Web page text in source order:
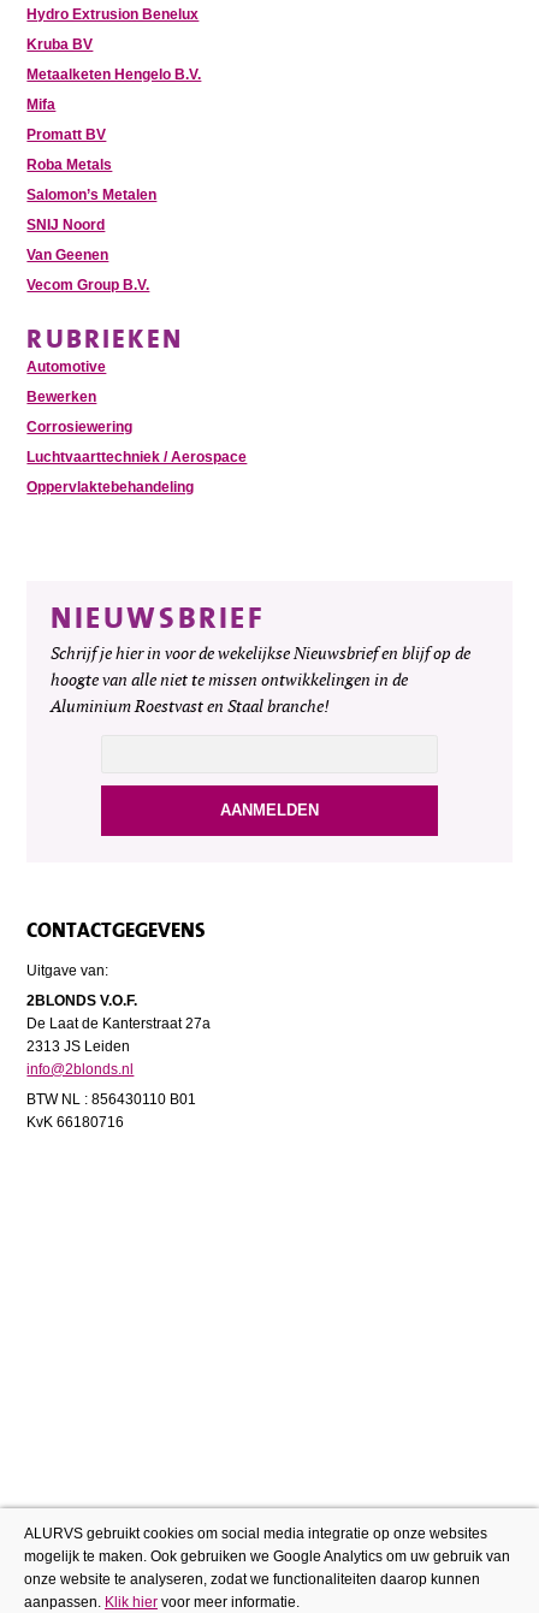
Hydro Extrusion Benelux
Kruba BV
Metaalketen Hengelo B.V.
Mifa
Promatt BV
Roba Metals
Salomon’s Metalen
SNIJ Noord
Van Geenen
Vecom Group B.V.
RUBRIEKEN
Automotive
Bewerken
Corrosiewering
Luchtvaarttechniek / Aerospace
Oppervlaktebehandeling
NIEUWSBRIEF
Schrijf je hier in voor de wekelijkse Nieuwsbrief en blijf op de
hoogte van alle niet te missen ontwikkelingen in de
Aluminium Roestvast en Staal branche!
CONTACTGEGEVENS
Uitgave van:
2BLONDS V.O.F.
De Laat de Kanterstraat 27a
2313 JS Leiden
info@2blonds.nl
BTW NL : 856430110 B01
KvK 66180716
ALURVS gebruikt cookies om social media integratie op onze websites
mogelijk te maken. Ook gebruiken we Google Analytics om uw gebruik van
onze website te analyseren, zodat we functionaliteiten daarop kunnen
aanpassen. Klik hier voor meer informatie.